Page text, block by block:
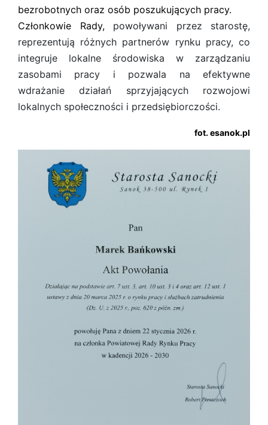
bezrobotnych oraz osób poszukujących pracy.
Członkowie Rady, powoływani przez starostę,
reprezentują różnych partnerów rynku pracy, co
integruje lokalne środowiska w zarządzaniu
zasobami pracy i pozwala na efektywne
wdrażanie działań sprzyjających rozwojowi
lokalnych społeczności i przedsiębiorczości.
fot. esanok.pl